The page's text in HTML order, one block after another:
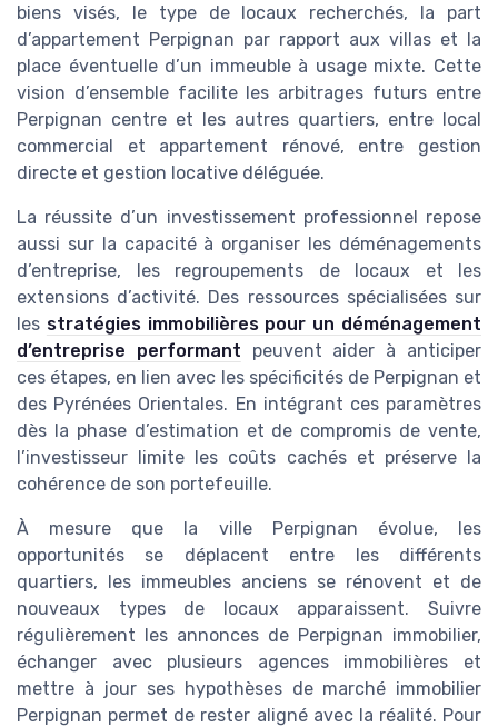
biens visés, le type de locaux recherchés, la part
d’appartement Perpignan par rapport aux villas et la
place éventuelle d’un immeuble à usage mixte. Cette
vision d’ensemble facilite les arbitrages futurs entre
Perpignan centre et les autres quartiers, entre local
commercial et appartement rénové, entre gestion
directe et gestion locative déléguée.
La réussite d’un investissement professionnel repose
aussi sur la capacité à organiser les déménagements
d’entreprise, les regroupements de locaux et les
extensions d’activité. Des ressources spécialisées sur
les stratégies immobilières pour un déménagement
d’entreprise performant peuvent aider à anticiper
ces étapes, en lien avec les spécificités de Perpignan et
des Pyrénées Orientales. En intégrant ces paramètres
dès la phase d’estimation et de compromis de vente,
l’investisseur limite les coûts cachés et préserve la
cohérence de son portefeuille.
À mesure que la ville Perpignan évolue, les
opportunités se déplacent entre les différents
quartiers, les immeubles anciens se rénovent et de
nouveaux types de locaux apparaissent. Suivre
régulièrement les annonces de Perpignan immobilier,
échanger avec plusieurs agences immobilières et
mettre à jour ses hypothèses de marché immobilier
Perpignan permet de rester aligné avec la réalité. Pour